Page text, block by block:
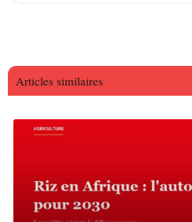
Articles similaires